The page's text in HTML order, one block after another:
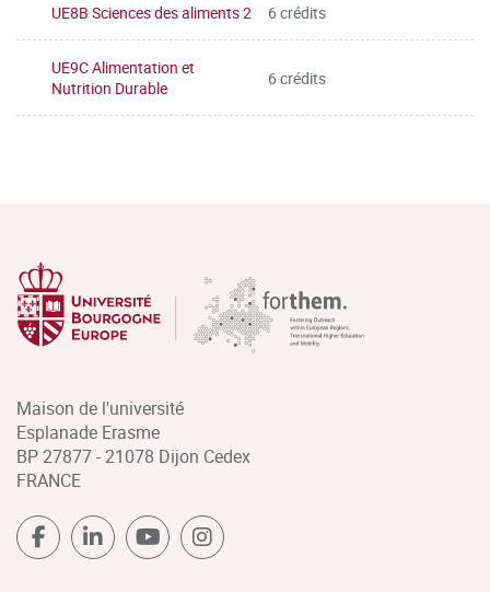
UE8B Sciences des aliments 2 6 crédits
UE9C Alimentation et
Nutrition Durable
6 crédits
Maison de l'université
Esplanade Erasme
BP 27877 - 21078 Dijon Cedex
FRANCE